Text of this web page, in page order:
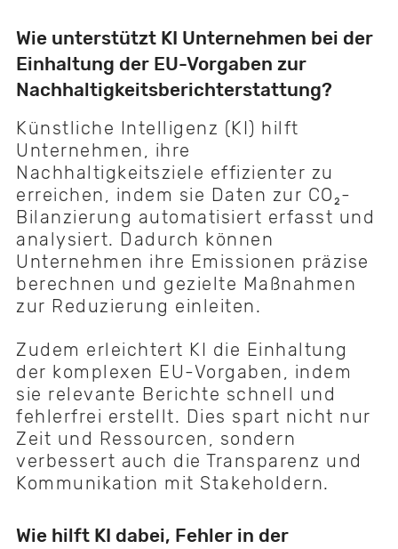
Wie unterstützt KI Unternehmen bei der
Einhaltung der EU-Vorgaben zur
Nachhaltigkeitsberichterstattung?
Künstliche Intelligenz (KI) hilft
Unternehmen, ihre
Nachhaltigkeitsziele effizienter zu
erreichen, indem sie Daten zur CO₂-
Bilanzierung automatisiert erfasst und
analysiert. Dadurch können
Unternehmen ihre Emissionen präzise
berechnen und gezielte Maßnahmen
zur Reduzierung einleiten.
Zudem erleichtert KI die Einhaltung
der komplexen EU-Vorgaben, indem
sie relevante Berichte schnell und
fehlerfrei erstellt. Dies spart nicht nur
Zeit und Ressourcen, sondern
verbessert auch die Transparenz und
Kommunikation mit Stakeholdern.
Wie hilft KI dabei, Fehler in der